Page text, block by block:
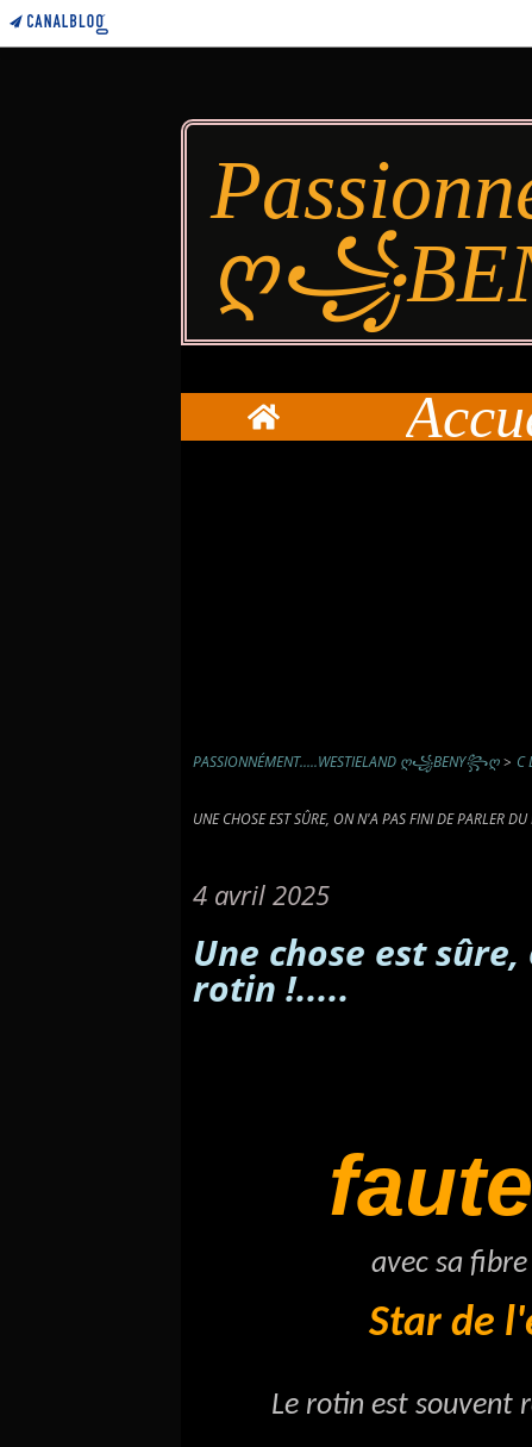
Home
PASSIONNÉMENT.....WESTIELAND Ღ꧁BENY꧂Ღ > C
UNE CHOSE EST SÛRE, ON N'A PAS FINI DE PARLER
4 avril 2025
Une chose est
rotin !.....
avec sa fibre
Star de
Le rotin est souvent